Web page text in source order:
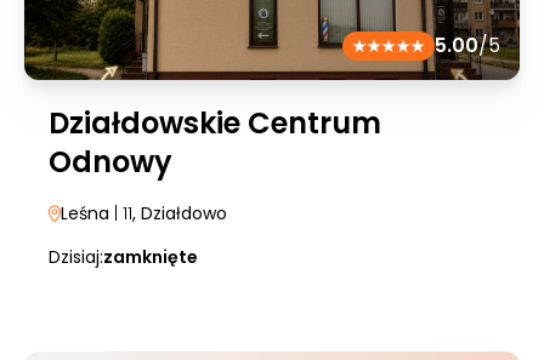
5.00/5
Działdowskie Centrum
Odnowy
Leśna | 11, Działdowo
Dzisiaj:zamknięte